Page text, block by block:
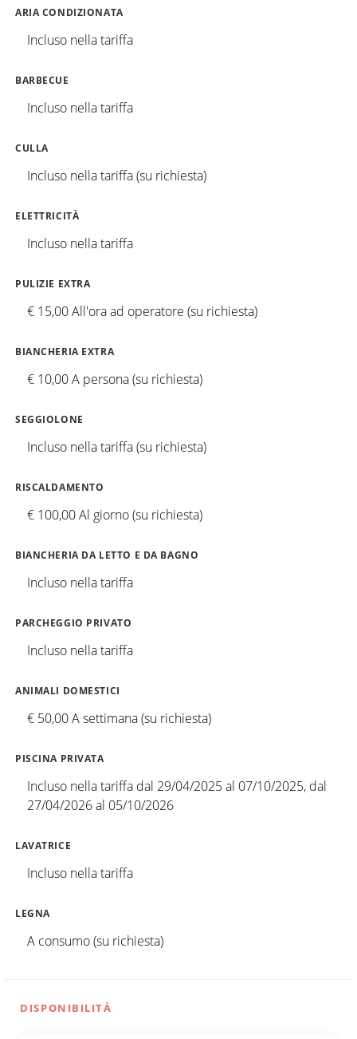
ARIA CONDIZIONATA
Incluso nella tariffa
BARBECUE
Incluso nella tariffa
CULLA
Incluso nella tariffa (su richiesta)
ELETTRICITÀ
Incluso nella tariffa
PULIZIE EXTRA
€ 15,00 All'ora ad operatore (su richiesta)
BIANCHERIA EXTRA
€ 10,00 A persona (su richiesta)
SEGGIOLONE
Incluso nella tariffa (su richiesta)
RISCALDAMENTO
€ 100,00 Al giorno (su richiesta)
BIANCHERIA DA LETTO E DA BAGNO
Incluso nella tariffa
PARCHEGGIO PRIVATO
Incluso nella tariffa
ANIMALI DOMESTICI
€ 50,00 A settimana (su richiesta)
PISCINA PRIVATA
Incluso nella tariffa dal 29/04/2025 al 07/10/2025, dal
27/04/2026 al 05/10/2026
LAVATRICE
Incluso nella tariffa
LEGNA
A consumo (su richiesta)
DISPONIBILITÀ